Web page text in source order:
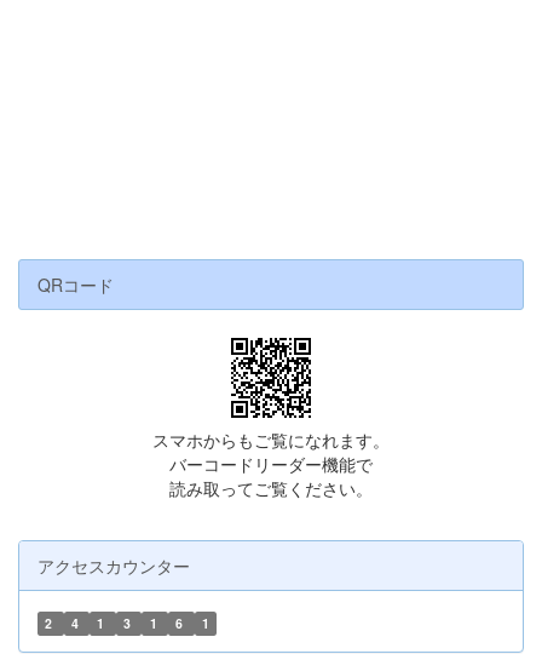
QRコード
スマホからもご覧になれます。
バーコードリーダー機能で
読み取ってご覧ください。
アクセスカウンター
2 4 1 3 1 6 1